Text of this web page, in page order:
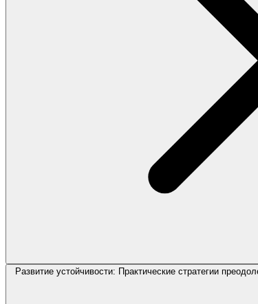
Развитие устойчивости: Практические стратегии